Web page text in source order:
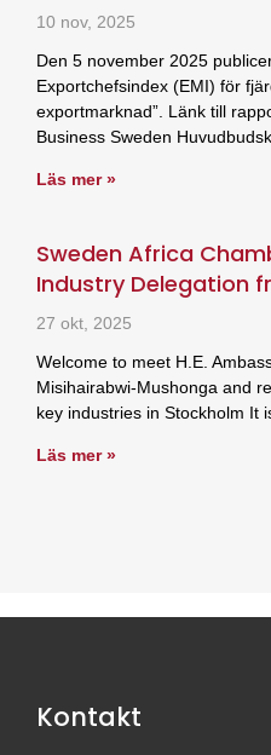
10 nov, 2025
Den 5 november 2025
Exportchefsindex (EMI) för
exportmarknad”. Länk till
Business Sweden
Läs mer »
Sweden Africa
Industry Delegation
27 okt, 2025
Welcome to meet H.E.
Misihairabwi-Mushonga and
key industries in Stockholm It
Läs mer »
Kontakt